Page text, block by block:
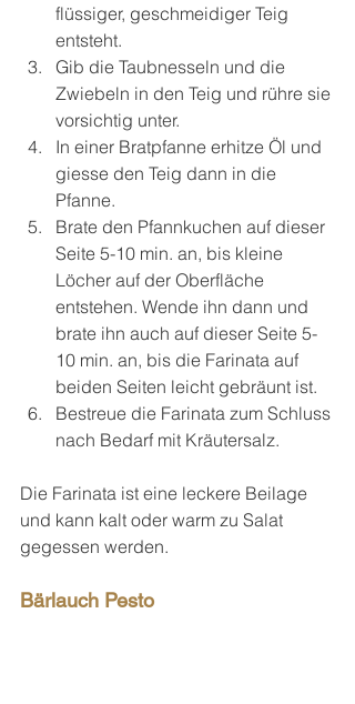
flüssiger, geschmeidiger Teig
entsteht.
Gib die Taubnesseln und die
Zwiebeln in den Teig und rühre sie
vorsichtig unter.
In einer Bratpfanne erhitze Öl und
giesse den Teig dann in die
Pfanne.
Brate den Pfannkuchen auf dieser
Seite 5-10 min. an, bis kleine
Löcher auf der Oberfläche
entstehen. Wende ihn dann und
brate ihn auch auf dieser Seite 5-
10 min. an, bis die Farinata auf
beiden Seiten leicht gebräunt ist.
Bestreue die Farinata zum Schluss
nach Bedarf mit Kräutersalz.
Die Farinata ist eine leckere Beilage
und kann kalt oder warm zu Salat
gegessen werden.
Bärlauch Pesto